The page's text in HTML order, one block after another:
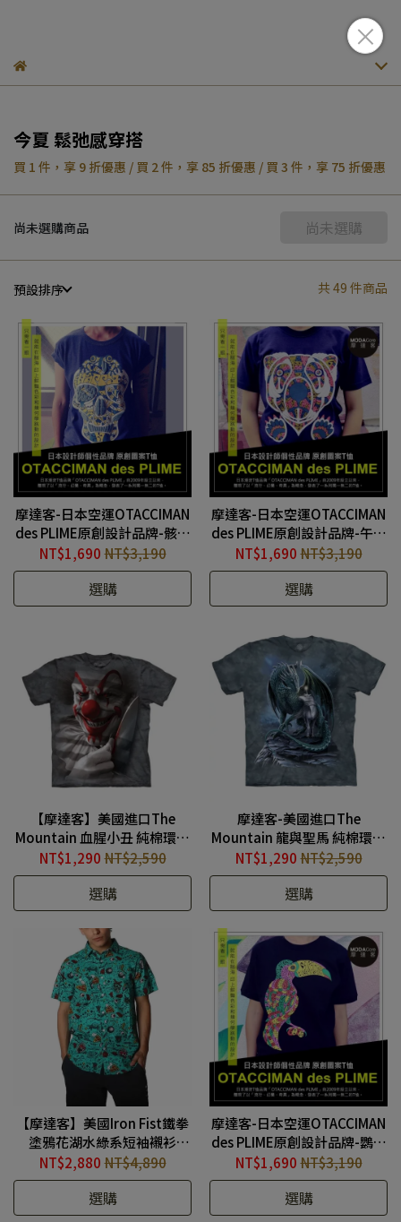
今夏 鬆弛感穿搭
買 1 件， 享 9 折優惠 / 買 2 件， 享 85 折優惠 / 買 3 件， 享 75 折優惠
尚未選購商品 尚未選購
預設排序 共 49 件商品
摩達客-日本空運OTACCIMAN
des PLIME原創設計品牌-骸骨
之蛙藍底-立體發泡印花短袖T
恤-窄版 #ODP190104003
NT$1,690 NT$3,190
選購
摩達客-日本空運OTACCIMAN
des PLIME原創設計品牌-午安
熊先生-立體發泡印花短袖T
恤-寬版 #ODP190104002
NT$1,690 NT$3,190
選購
【摩達客】美國進口The
Mountain 血腥小丑 純棉環保
短袖T恤 #10415045393
NT$1,290 NT$2,590
選購
摩達客-美國進口The
Mountain 龍與聖馬 純棉環保
藝術中性短袖T恤
#TM200104077
NT$1,290 NT$2,590
選購
【摩達客】美國Iron Fist鐵拳
塗鴉花湖水綠系短袖襯衫
#10114084001
NT$2,880 NT$4,890
選購
摩達客-日本空運OTACCIMAN
des PLIME原創設計品牌-鸚鵡
樂園-立體發泡印花短袖T恤-
寬版 #ODP190104001
NT$1,690 NT$3,190
選購